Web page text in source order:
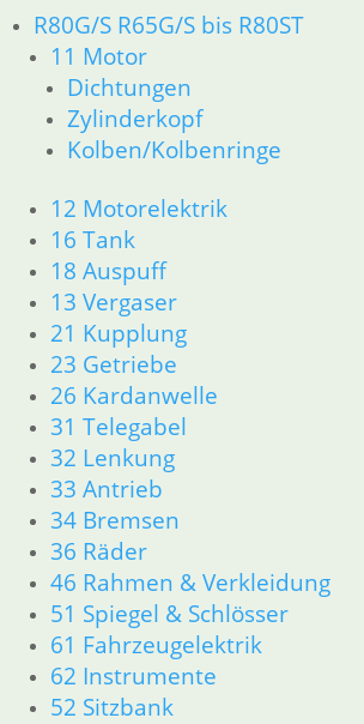
R80G/S R65G/S bis R80ST
11 Motor
Dichtungen
Zylinderkopf
Kolben/Kolbenringe
12 Motorelektrik
16 Tank
18 Auspuff
13 Vergaser
21 Kupplung
23 Getriebe
26 Kardanwelle
31 Telegabel
32 Lenkung
33 Antrieb
34 Bremsen
36 Räder
46 Rahmen & Verkleidung
51 Spiegel & Schlösser
61 Fahrzeugelektrik
62 Instrumente
52 Sitzbank
Dichtungen
Zylinderkopf
Kolben/Kolbenringe
12 Motorelektrik
13 Vergaser
16 Tank
21 Kupplung
23 Getriebe
31 Telegabel
26 Kardanwelle
32 Lenkung
33 Antrieb
36 Räder
34 Bremsen
46 Rahmen & Verkleidung
51 Spiegel & Schlösser __PDR80Basic
52 Sitzbank
61 Fahrzeugelektrik
62 Instrumente
63 Scheinwerfer
R80G/S R65G/S bis R80ST
11 Motor
Dichtungen
Zylinderkopf
Kolben/Kolbenringe